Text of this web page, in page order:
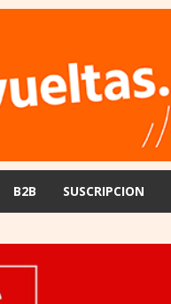
B2B SUSCRIPCION